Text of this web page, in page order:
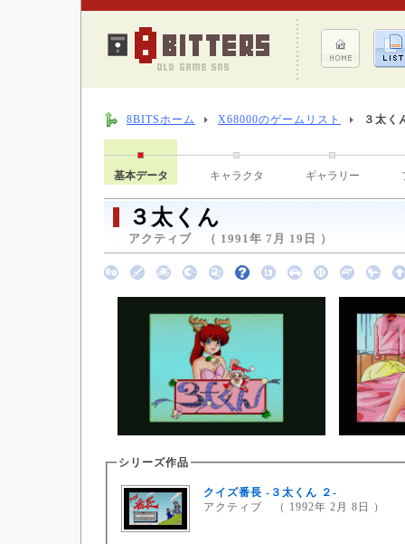
8BITSホーム X68000のゲームリスト ３太く
基本データ キャラクタ ギャラリー
３太くん
アクティブ （ 1991年 7月 19日 ）
シリーズ作品
クイズ番長 -３太くん ２-
アクティブ （ 1992年 2月 8日 ）